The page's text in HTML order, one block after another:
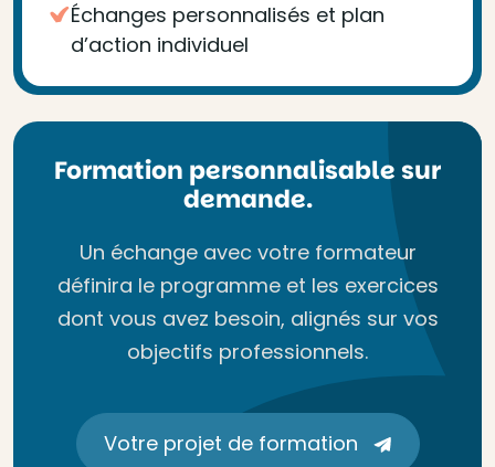
Échanges personnalisés et plan
d’action individuel
Formation personnalisable sur
demande.
Un échange avec votre formateur
définira le programme et les exercices
dont vous avez besoin, alignés sur vos
objectifs professionnels.
Votre projet de formation